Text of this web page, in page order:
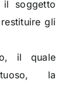
soggetto
gli
il quale
la